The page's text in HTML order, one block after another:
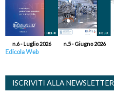
n.6 - Luglio 2026 n.5 - Giugno 2026
Edicola Web
ISCRIVITI ALLA NEWSLETTER